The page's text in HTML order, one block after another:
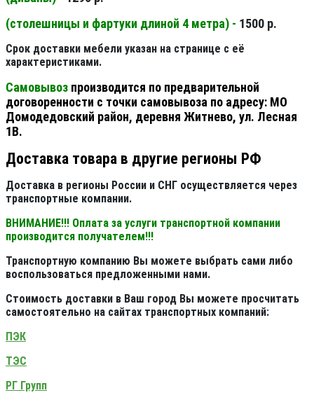
(столешницы и фартуки длиной 4 метра) - 1500 р.
Срок доставки мебели указан на странице с её
характеристиками.
Самовывоз производится по предварительной
договоренности с точки самовывоза по адресу: МО
Домодедовский район, деревня Житнево, ул. Лесная
1В.
Доставка товара в другие регионы РФ
Доставка в регионы России и СНГ осуществляется через
транспортные компании.
ВНИМАНИЕ!!! Оплата за услуги транспортной компании
производится получателем!!!
Транспортную компанию Вы можете выбрать сами либо
воспользоваться предложенными нами.
Стоимость доставки в Ваш город Вы можете просчитать
самостоятельно на сайтах транспортных компаний:
ПЭК
ТЭС
РГ Групп